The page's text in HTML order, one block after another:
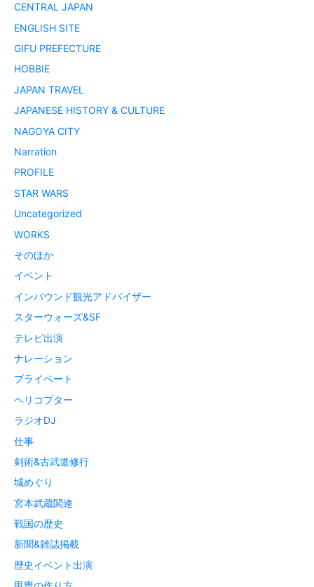
CENTRAL JAPAN
ENGLISH SITE
GIFU PREFECTURE
HOBBIE
JAPAN TRAVEL
JAPANESE HISTORY & CULTURE
NAGOYA CITY
Narration
PROFILE
STAR WARS
Uncategorized
WORKS
そのほか
イベント
インバウンド観光アドバイザー
スターウォーズ&SF
テレビ出演
ナレーション
プライベート
ヘリコプター
ラジオDJ
仕事
剣術&古武道修行
城めぐり
宮本武蔵関連
戦国の歴史
新聞&雑誌掲載
歴史イベント出演